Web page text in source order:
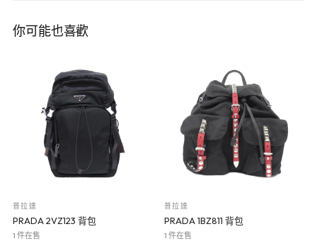
你可能也喜歡
普拉達
PRADA 2VZ123 背包
1 件在售
普拉達
PRADA 1BZ811 背包
1 件在售